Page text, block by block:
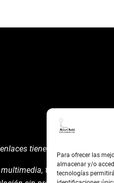
Para ofrecer las
almacenar y/o
tecnologías
tienen un uso explícito.
texto y demás